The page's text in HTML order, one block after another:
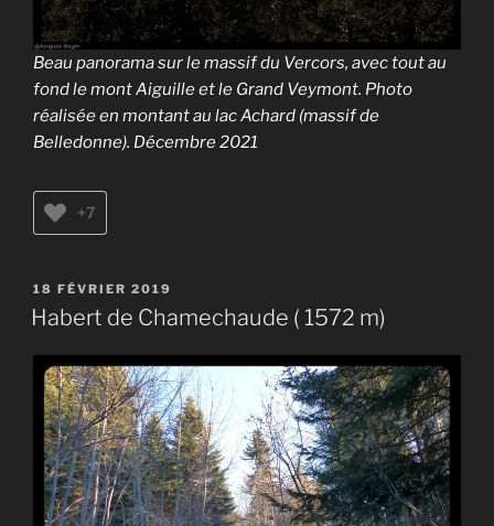
Beau panorama sur le massif du Vercors, avec tout au
fond le mont Aiguille et le Grand Veymont. Photo
réalisée en montant au lac Achard (massif de
Belledonne). Décembre 2021
+7
PUBLIÉ
LE
18 FÉVRIER 2019
Habert de Chamechaude ( 1572 m)